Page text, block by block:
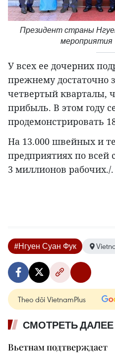
Президент страны
У всех ее дочерних
прежнему достаточно
четвертый кварталы,
прибыль. В этом году
продемонстрировать
На 13.000 швейных и
предприятиях по всей
3 миллионов рабочих./.
#Нгуен Суан Фук
Theo dõi VietnamPlus
СМОТРЕТЬ ДАЛЕЕ
Вьетнам подтверждает